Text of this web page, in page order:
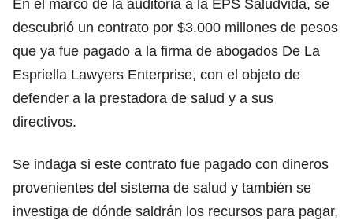
En el marco de la auditoria a la EPS Saludvida, se
descubrió un contrato por $3.000 millones de pesos
que ya fue pagado a la firma de abogados De La
Espriella Lawyers Enterprise, con el objeto de
defender a la prestadora de salud y a sus
directivos.
Se indaga si este contrato fue pagado con dineros
provenientes del sistema de salud y también se
investiga de dónde saldrán los recursos para pagar,